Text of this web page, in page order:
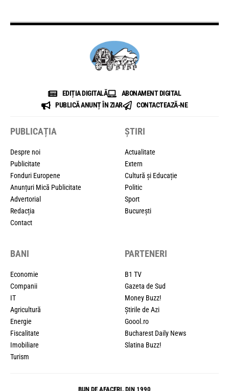
EDIȚIA DIGITALĂ
ABONAMENT DIGITAL
PUBLICĂ ANUNȚ ÎN ZIAR
CONTACTEAZĂ-NE
PUBLICAȚIA
Despre noi
Publicitate
Fonduri Europene
Anunțuri Mică Publicitate
Advertorial
Redacția
Contact
ȘTIRI
Actualitate
Extern
Cultură și Educație
Politic
Sport
București
BANI
Economie
Companii
IT
Agricultură
Energie
Fiscalitate
Imobiliare
Turism
PARTENERI
B1 TV
Gazeta de Sud
Money Buzz!
Știrile de Azi
Goool.ro
Bucharest Daily News
Slatina Buzz!
BUN DE AFACERI, DIN 1990